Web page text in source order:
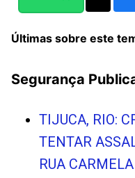
Últimas sobre este
Segurança
TIJUCA, RIO:
TENTAR
RUA